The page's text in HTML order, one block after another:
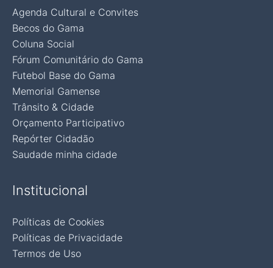
Agenda Cultural e Convites
Becos do Gama
Coluna Social
Fórum Comunitário do Gama
Futebol Base do Gama
Memorial Gamense
Trânsito & Cidade
Orçamento Participativo
Repórter Cidadão
Saudade minha cidade
Institucional
Políticas de Cookies
Políticas de Privacidade
Termos de Uso